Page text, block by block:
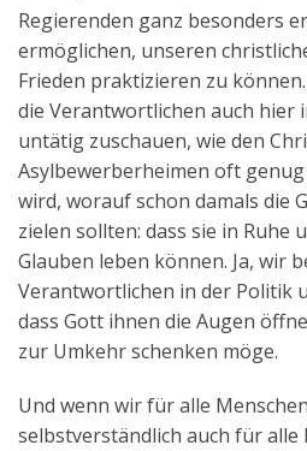
Regierenden ganz besonders
ermöglichen, unseren
Frieden praktizieren zu
die Verantwortlichen auch hier
untätig zuschauen, wie den
Asylbewerberheimen oft
wird, worauf schon damals die
zielen sollten: dass sie in Ruhe
Glauben leben können. Ja, wir
Verantwortlichen in der Politik
dass Gott ihnen die Augen
zur Umkehr schenken möge.
Und wenn wir für alle
selbstverständlich auch für alle